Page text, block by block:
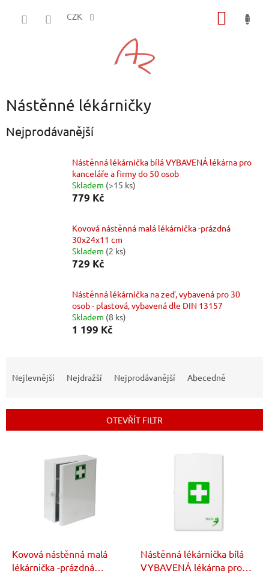
CZK
Nástěnné lékárničky
Nejprodávanější
Nástěnná lékárnička bílá VYBAVENÁ lékárna pro
kanceláře a firmy do 50 osob
Skladem (>15 ks)
779 Kč
Kovová nástěnná malá lékárnička -prázdná
30x24x11 cm
Skladem (2 ks)
729 Kč
Nástěnná lékárnička na zeď, vybavená pro 30
osob - plastová, vybavená dle DIN 13157
Skladem (8 ks)
1 199 Kč
í
Nejlevnější Nejdražší Nejprodávanější Abecedně
OTEVŘÍT FILTR
Kovová nástěnná malá
lékárnička -prázdná
Nástěnná lékárnička bílá
VYBAVENÁ lékárna pro